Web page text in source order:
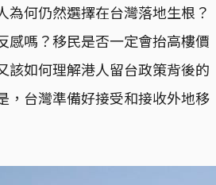
為何仍然選擇在台灣落地生根？
感嗎？移民是否一定會抬高樓價
該如何理解港人留台政策背後的
，台灣準備好接受和接收外地移